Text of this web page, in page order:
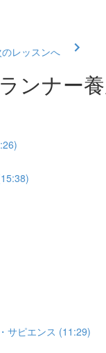
レッスンへ
ンナー
サピエンス (11:29)